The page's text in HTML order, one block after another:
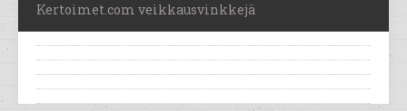
Kertoimet.com veikkausvinkkejä